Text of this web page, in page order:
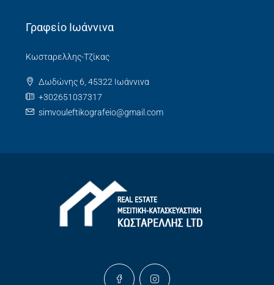
Γραφείο Ιωάννινα
Κωσταρελλης-Τζίκας
Δωδώνης 6, 45322 Ιωάννινα
+302651037317
simvouleftikografeio@gmail.com